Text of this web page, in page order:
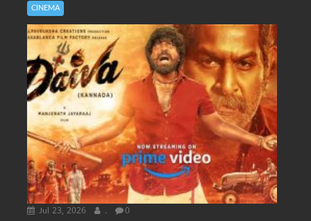
CINEMA
Jul 23, 2026 . 0